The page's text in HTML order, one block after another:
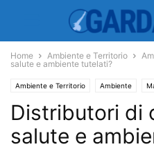
Home Ambiente e Territorio
salute e ambiente tutelati?
Ambiente e Territorio Ambiente
Salute
Distributori di
salute e